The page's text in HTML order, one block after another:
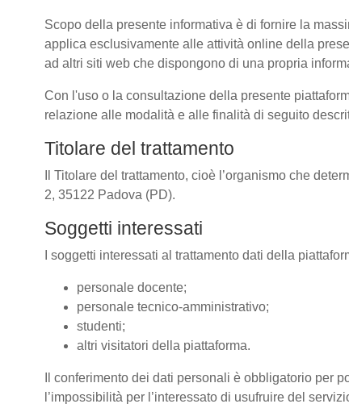
Scopo della presente informativa è di fornire la
applica esclusivamente alle attività online della
ad altri siti web che dispongono di una propria
Con l'uso o la consultazione della presente
relazione alle modalità e alle finalità di seguito
Titolare del trattamento
Il Titolare del trattamento, cioè l’organismo che
2, 35122 Padova (PD).
Soggetti interessati
I soggetti interessati al trattamento dati della
personale docente;
personale tecnico-amministrativo;
studenti;
altri visitatori della piattaforma.
Il conferimento dei dati personali è obbligatorio per
l’impossibilità per l’interessato di usufruire del